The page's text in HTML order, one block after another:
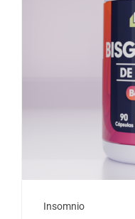
Insomnio